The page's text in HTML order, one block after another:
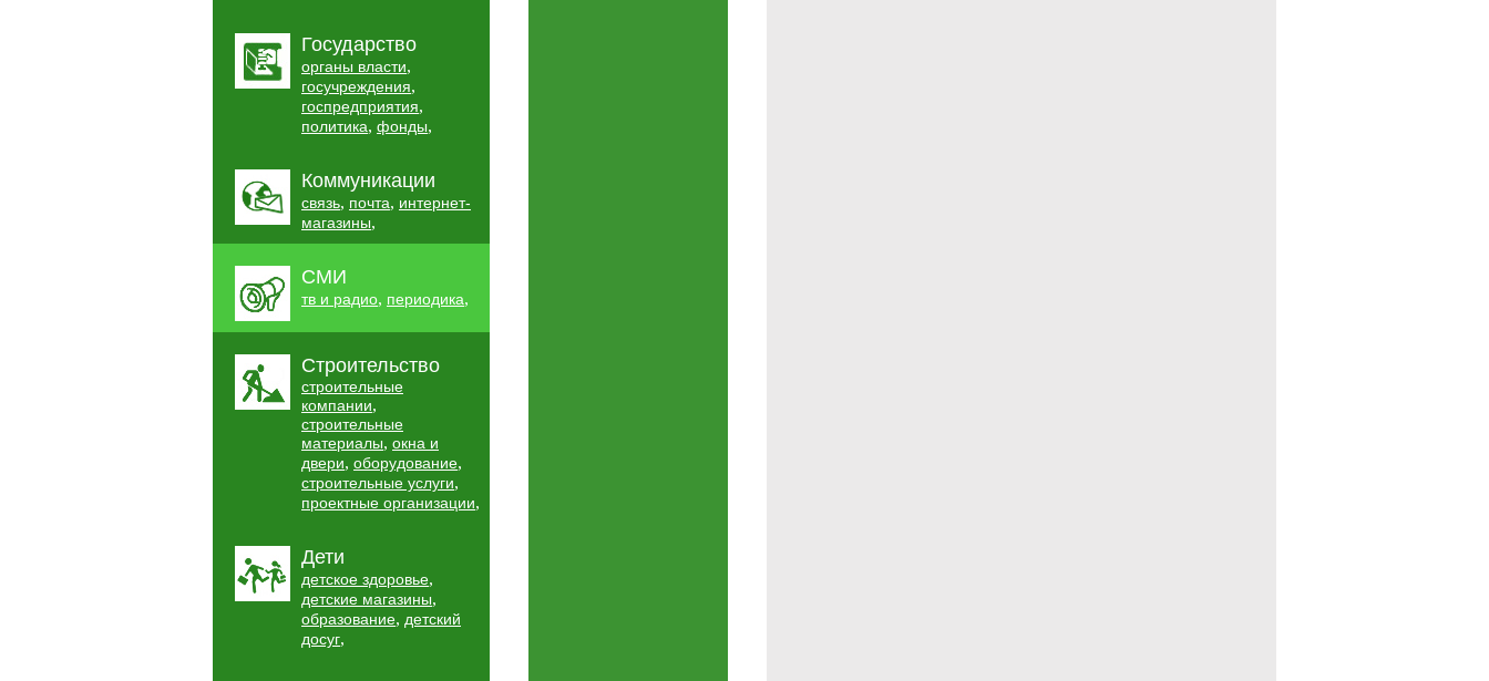
Государство
органы власти,
госучреждения,
госпредприятия,
политика, фонды,
Коммуникации
связь, почта, интернет-
магазины,
СМИ
тв и радио, периодика,
Строительство
строительные
компании,
строительные
материалы, окна и
двери, оборудование,
строительные услуги,
проектные организации,
Дети
детское здоровье,
детские магазины,
образование, детский
досуг,